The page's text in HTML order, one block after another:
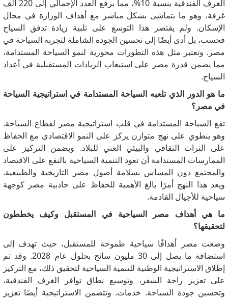
الغرف الفندقية بنسبة 10%، مما يرفع العدد الإجمالي إلى 220 ألف
غرفة، وهو ما يتماشى بشكل مباشر مع أهداف الوزارة في مجال
الإسكان. ولم يقتصر هذا التوسع على تلبية زيادة تدفق السياح
فحسب، بل أدى أيضًا إلى تحسين الجودة الشاملة لتجربة السياحة في
مصر. وتعتبر مثل هذه التطورات محورية لنمو السياحة المستدامة،
مما يضمن قدرة مصر على استيعاب الزيادات المستقبلية في أعداد
السياح.
ما هو الدور الذي تلعبه السياحة المستدامة في استراتيجية السياحة
في مصر؟
تقع السياحة المستدامة في قلب استراتيجية مصر لقطاع السياحة.
وهو ينطوي على نهج متوازن يركز على النمو الاقتصادي مع الحفاظ
على التراث الثقافي والبيئي الغني للبلاد. ويضمن التركيز على
الممارسات المستدامة أن تعود التنمية السياحية بالنفع على الاقتصاد
والمجتمع دون المساس بسلامة أصول مصر التاريخية والطبيعية.
ويعد هذا النهج أمرًا بالغ الأهمية للحفاظ على جاذبية مصر كوجهة
سياحية للأجيال القادمة.
ما هي أهداف مصر السياحية في المستقبل وكيف يخططون
لتحقيقها؟
وضعت مصر أهدافًا سياحية طموحة للمستقبل، حيث تهدف إلى
استضافة ما يصل إلى 30 مليون سائح بحلول عام 2028. وقد تم
إطلاق الاستراتيجية الوطنية للتنمية السياحية لتحقيق ذلك، مع التركيز
على تعزيز راحة السفر، وتوسيع نطاق توافر الغرف الفندقية،
وتحسين جودة السياحة. خدمات. وتتضمن الاستراتيجية أيضًا تعزيز